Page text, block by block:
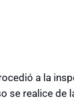
a la
se realice de